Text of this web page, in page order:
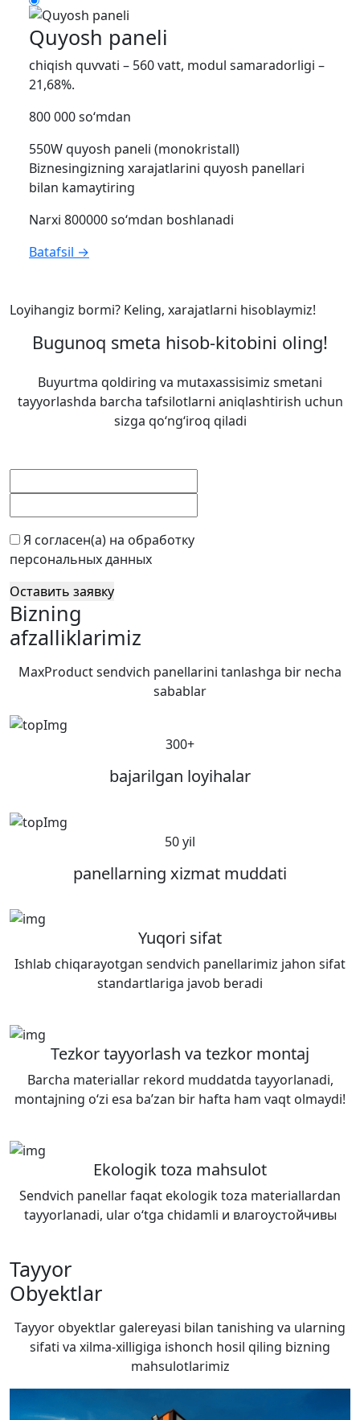
Quyosh paneli
chiqish quvvati – 560 vatt, modul samaradorligi –
21,68%.
800 000 so‘mdan
550W quyosh paneli (monokristall)
Biznesingizning xarajatlarini quyosh panellari
bilan kamaytiring
Narxi 800000 so‘mdan boshlanadi
Batafsil →
Loyihangiz bormi? Keling, xarajatlarni hisoblaymiz!
Bugunoq smeta hisob-kitobini oling!
Buyurtma qoldiring va mutaxassisimiz smetani
tayyorlashda barcha tafsilotlarni aniqlashtirish uchun
sizga qo‘ng‘iroq qiladi
Я согласен(а) на обработку
персональных данных
Оставить заявку
Bizning
afzalliklarimiz
MaxProduct sendvich panellarini tanlashga bir necha
sabablar
300+
bajarilgan loyihalar
50 yil
panellarning xizmat muddati
Yuqori sifat
Ishlab chiqarayotgan sendvich panellarimiz jahon sifat
standartlariga javob beradi
Tezkor tayyorlash va tezkor montaj
Barcha materiallar rekord muddatda tayyorlanadi,
montajning o‘zi esa ba’zan bir hafta ham vaqt olmaydi!
Ekologik toza mahsulot
Sendvich panellar faqat ekologik toza materiallardan
tayyorlanadi, ular o‘tga chidamli и влагоустойчивы
Tayyor
Obyektlar
Tayyor obyektlar galereyasi bilan tanishing va ularning
sifati va xilma-xilligiga ishonch hosil qiling bizning
mahsulotlarimiz